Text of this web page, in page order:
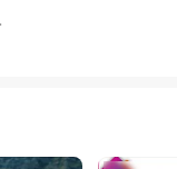
람은 거장 한스 짐머인데요.
HD를 지원하게 된 것인데
스에서 만나볼 수 있는데요.
을 위한 서비스에 적용됩니
들은 스타즈의 온라인 TV 서